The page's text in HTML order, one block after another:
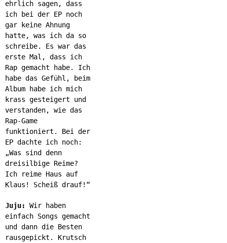
ehrlich sagen, dass
ich bei der EP noch
gar keine Ahnung
hatte, was ich da so
schreibe. Es war das
erste Mal, dass ich
Rap gemacht habe. Ich
habe das Gefühl, beim
Album habe ich mich
krass gesteigert und
verstanden, wie das
Rap-Game
funktioniert. Bei der
EP dachte ich noch:
„Was sind denn
dreisilbige Reime?
Ich reime Haus auf
Klaus! Scheiß drauf!“
Juju:
Wir haben
einfach Songs gemacht
und dann die Besten
rausgepickt. Krutsch